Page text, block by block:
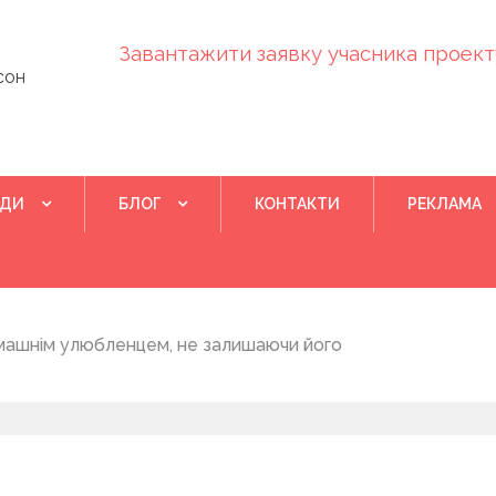
Завантажити заявку учасника
БЛОГ КОНТАКТИ РЕКЛАМА
улюбленцем, не залишаючи його